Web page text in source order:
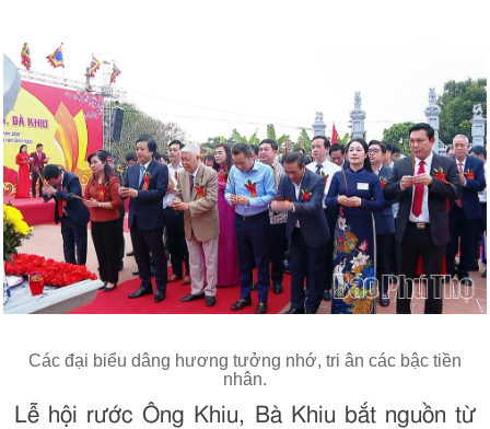
Các đại biểu dâng hương tưởng nhớ, tri ân các bậc tiền
nhân.
Lễ hội rước Ông Khiu, Bà Khiu bắt nguồn từ